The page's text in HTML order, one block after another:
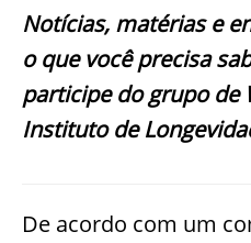
Notícias, matérias e
o que você precisa
participe do grupo de
Instituto de
De acordo com um